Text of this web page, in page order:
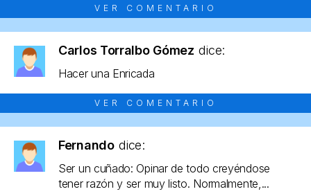
VER COMENTARIO
Carlos Torralbo Gómez dice:
Hacer una Enricada
VER COMENTARIO
Fernando dice:
Ser un cuñado: Opinar de todo creyéndose
tener razón y ser muy listo. Normalmente,...